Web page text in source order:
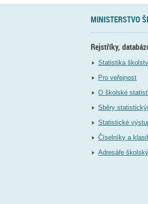
MINISTERSTVO
Rejstříky,
Statistika
Pro veřejnost
O školské
Sběry
Statistické
Číselníky a
Adresáře